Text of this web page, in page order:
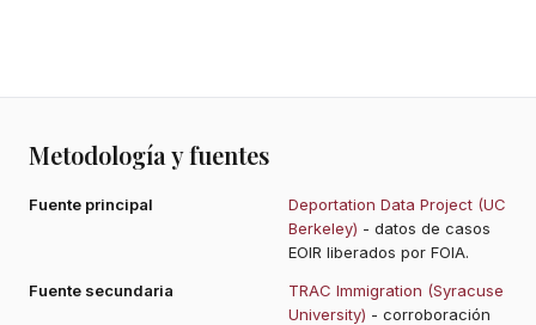
Metodología y fuentes
Fuente principal
Deportation Data Project (UC
Berkeley) - datos de casos
EOIR liberados por FOIA.
Fuente secundaria
TRAC Immigration (Syracuse
University) - corroboración